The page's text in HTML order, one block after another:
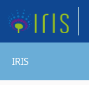
IRIS